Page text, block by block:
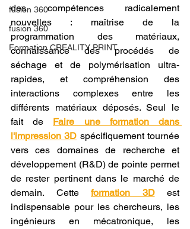
fusion 360
fusion 360
Formation CREALITY PRINT
des compétences radicalement
nouvelles : maîtrise de la
programmation des matériaux,
connaissance des procédés de
séchage et de polymérisation ultra-
rapides, et compréhension des
interactions complexes entre les
différents matériaux déposés. Seul le
fait de Faire une formation dans
l'impression 3D spécifiquement tournée
vers ces domaines de recherche et
développement (R&D) de pointe permet
de rester pertinent dans le marché de
demain. Cette formation 3D est
indispensable pour les chercheurs, les
ingénieurs en mécatronique, les